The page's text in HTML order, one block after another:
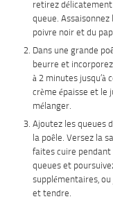
retirez
queue. Assaisonnez
poivre noir et du
Dans une grande
beurre et
à 2 minutes jusqu’à
crème épaisse et le
mélanger.
Ajoutez les queues
la poêle. Versez la
faites cuire pendant
queues et
supplémentaires, ou
et tendre.